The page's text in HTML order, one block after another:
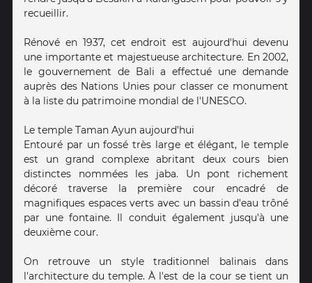
recueillir.
Rénové en 1937, cet endroit est aujourd'hui devenu
une importante et majestueuse architecture. En 2002,
le gouvernement de Bali a effectué une demande
auprès des Nations Unies pour classer ce monument
à la liste du patrimoine mondial de l'UNESCO.
Le temple Taman Ayun aujourd'hui
Entouré par un fossé très large et élégant, le temple
est un grand complexe abritant deux cours bien
distinctes nommées les jaba. Un pont richement
décoré traverse la première cour encadré de
magnifiques espaces verts avec un bassin d'eau trôné
par une fontaine. Il conduit également jusqu'à une
deuxième cour.
On retrouve un style traditionnel balinais dans
l'architecture du temple. À l'est de la cour se tient un